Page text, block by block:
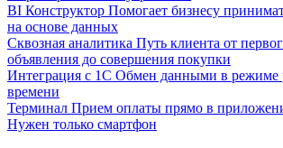
BI Конструктор Помогает бизнесу
на основе данных
Сквозная аналитика Путь клиента от
объявления до совершения покупки
Интеграция с 1С Обмен данными в режиме
времени
Терминал Прием оплаты прямо в
Нужен только смартфон